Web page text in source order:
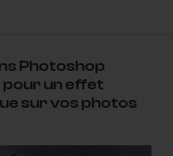
Photoshop
un effet
sur vos photos